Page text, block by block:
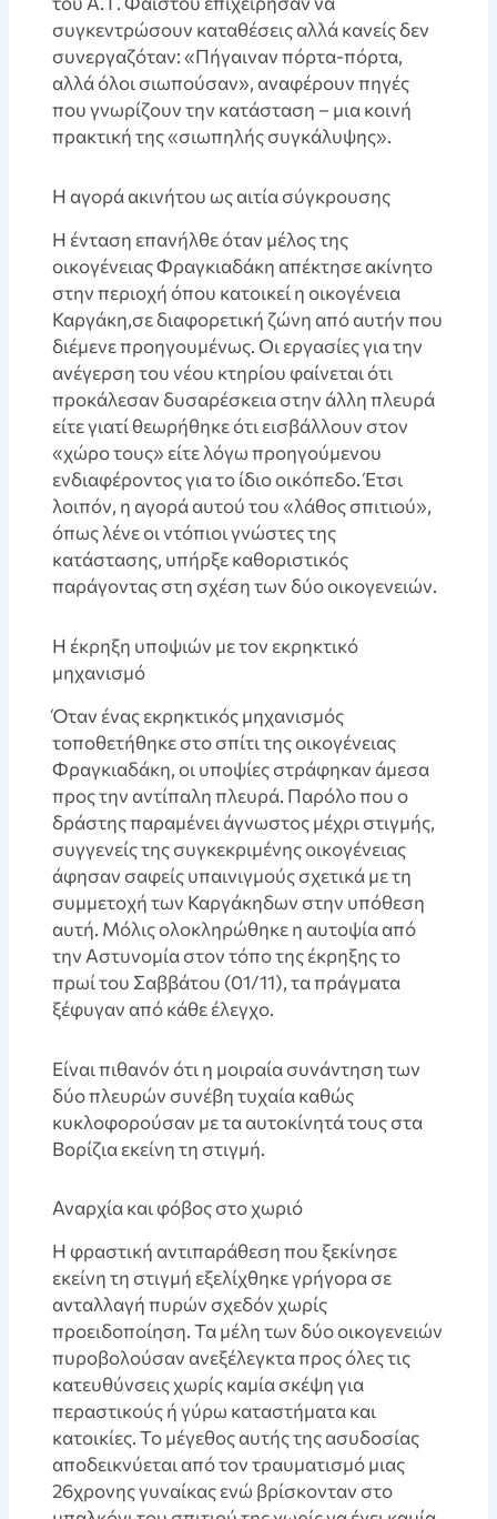
συγκεντρώσουν καταθέσεις αλλά κανείς δεν
συνεργαζόταν: «Πήγαιναν πόρτα-πόρτα,
αλλά όλοι σιωπούσαν», αναφέρουν πηγές
που γνωρίζουν την κατάσταση – μια κοινή
πρακτική της «σιωπηλής συγκάλυψης».
Η αγορά ακινήτου ως αιτία σύγκρουσης
Η ένταση επανήλθε όταν μέλος της
οικογένειας Φραγκιαδάκη απέκτησε ακίνητο
στην περιοχή όπου κατοικεί η οικογένεια
Καργάκη,σε διαφορετική ζώνη από αυτήν που
διέμενε προηγουμένως. Οι εργασίες για την
ανέγερση του νέου κτηρίου φαίνεται ότι
προκάλεσαν δυσαρέσκεια στην άλλη πλευρά
είτε γιατί θεωρήθηκε ότι εισβάλλουν στον
«χώρο τους» είτε λόγω προηγούμενου
ενδιαφέροντος για το ίδιο οικόπεδο. Έτσι
λοιπόν, η αγορά αυτού του «λάθος σπιτιού»,
όπως λένε οι ντόπιοι γνώστες της
κατάστασης, υπήρξε καθοριστικός
παράγοντας στη σχέση των δύο οικογενειών.
Η έκρηξη υποψιών με τον εκρηκτικό
μηχανισμό
Όταν ένας εκρηκτικός μηχανισμός
τοποθετήθηκε στο σπίτι της οικογένειας
Φραγκιαδάκη, οι υποψίες στράφηκαν άμεσα
προς την αντίπαλη πλευρά. Παρόλο που ο
δράστης παραμένει άγνωστος μέχρι στιγμής,
συγγενείς της συγκεκριμένης οικογένειας
άφησαν σαφείς υπαινιγμούς σχετικά με τη
συμμετοχή των Καργάκηδων στην υπόθεση
αυτή. Μόλις ολοκληρώθηκε η αυτοψία από
την Αστυνομία στον τόπο της έκρηξης το
πρωί του Σαββάτου (01/11), τα πράγματα
ξέφυγαν από κάθε έλεγχο.
Είναι πιθανόν ότι η μοιραία συνάντηση των
δύο πλευρών συνέβη τυχαία καθώς
κυκλοφορούσαν με τα αυτοκίνητά τους στα
Βορίζια εκείνη τη στιγμή.
Αναρχία και φόβος στο χωριό
Η φραστική αντιπαράθεση που ξεκίνησε
εκείνη τη στιγμή εξελίχθηκε γρήγορα σε
ανταλλαγή πυρών σχεδόν χωρίς
προειδοποίηση. Τα μέλη των δύο οικογενειών
πυροβολούσαν ανεξέλεγκτα προς όλες τις
κατευθύνσεις χωρίς καμία σκέψη για
περαστικούς ή γύρω καταστήματα και
κατοικίες. Το μέγεθος αυτής της ασυδοσίας
αποδεικνύεται από τον τραυματισμό μιας
26χρονης γυναίκας ενώ βρίσκονταν στο